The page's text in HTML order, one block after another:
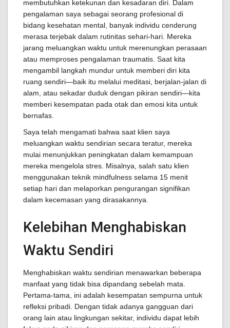
membutuhkan ketekunan dan kesadaran diri. Dalam
pengalaman saya sebagai seorang profesional di
bidang kesehatan mental, banyak individu cenderung
merasa terjebak dalam rutinitas sehari-hari. Mereka
jarang meluangkan waktu untuk merenungkan perasaan
atau memproses pengalaman traumatis. Saat kita
mengambil langkah mundur untuk memberi diri kita
ruang sendiri—baik itu melalui meditasi, berjalan-jalan di
alam, atau sekadar duduk dengan pikiran sendiri—kita
memberi kesempatan pada otak dan emosi kita untuk
bernafas.
Saya telah mengamati bahwa saat klien saya
meluangkan waktu sendirian secara teratur, mereka
mulai menunjukkan peningkatan dalam kemampuan
mereka mengelola stres. Misalnya, salah satu klien
menggunakan teknik mindfulness selama 15 menit
setiap hari dan melaporkan pengurangan signifikan
dalam kecemasan yang dirasakannya.
Kelebihan Menghabiskan
Waktu Sendiri
Menghabiskan waktu sendirian menawarkan beberapa
manfaat yang tidak bisa dipandang sebelah mata.
Pertama-tama, ini adalah kesempatan sempurna untuk
refleksi pribadi. Dengan tidak adanya gangguan dari
orang lain atau lingkungan sekitar, individu dapat lebih